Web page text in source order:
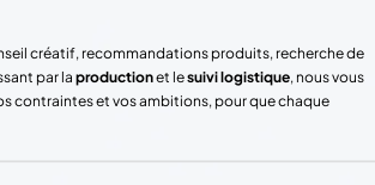
créatif, recommandations produits, recherche de
par la productionet lesuivi logistique, nous vous
contraintes et vos ambitions, pour que chaque